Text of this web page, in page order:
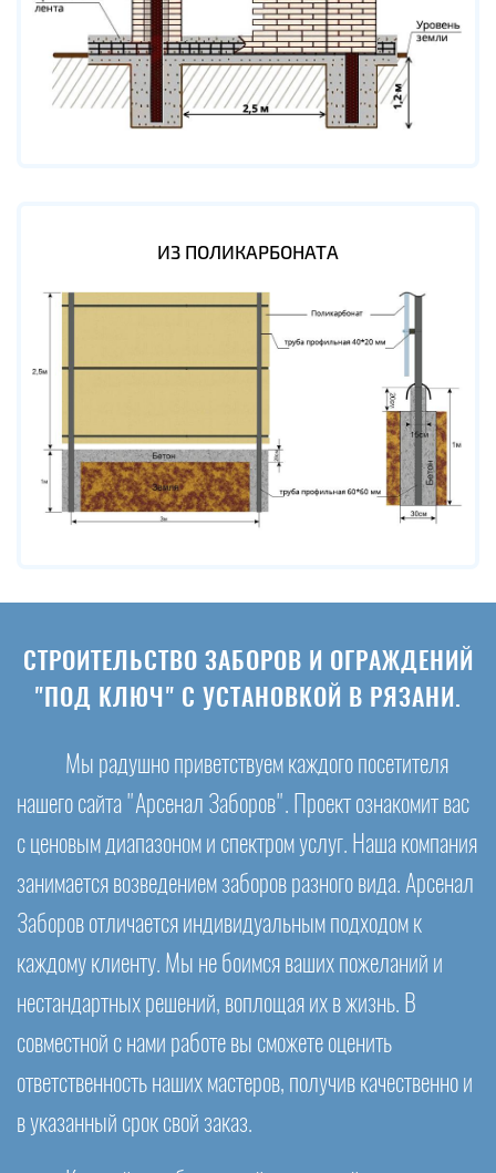
ИЗ ПОЛИКАРБОНАТА
СТРОИТЕЛЬСТВО ЗАБОРОВ И ОГРАЖДЕНИЙ
"ПОД КЛЮЧ" С УСТАНОВКОЙ В РЯЗАНИ.
Мы радушно приветствуем каждого посетителя
нашего сайта "Арсенал Заборов". Проект ознакомит вас
с ценовым диапазоном и спектром услуг. Наша компания
занимается возведением заборов разного вида. Арсенал
Заборов отличается индивидуальным подходом к
каждому клиенту. Мы не боимся ваших пожеланий и
нестандартных решений, воплощая их в жизнь. В
совместной с нами работе вы сможете оценить
ответственность наших мастеров, получив качественно и
в указанный срок свой заказ.